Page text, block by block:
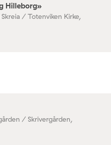
Hilleborg»
Skreia / Totenviken Kirke,
/ Skrivergården,